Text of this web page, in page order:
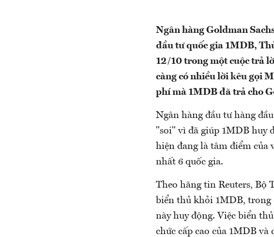
Ngân hàng Goldman
đầu tư quốc gia 1MDB,
12/10 trong một cuộc trả
càng có nhiều lời kêu gọi
phí mà 1MDB đã trả cho
Ngân hàng đầu tư hàng
"soi" vì đã giúp 1MDB huy
hiện đang là tâm điểm của
nhất 6 quốc gia.
Theo hãng tin Reuters, Bộ
biển thủ khỏi 1MDB, trong
này huy động. Việc biển
chức cấp cao của 1MDB và